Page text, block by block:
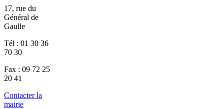
17, rue du
Général de
Gaulle
Tél : 01 30 36
70 30
Fax : 09 72 25
20 41
Contacter la
mairie